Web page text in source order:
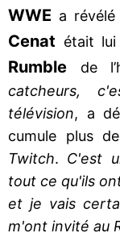
WWE a
Cenat était
Rumble de
catcheurs,
télévision, a
cumule plus
Twitch. C'est
tout ce qu'ils
et je vais
m'ont invité au